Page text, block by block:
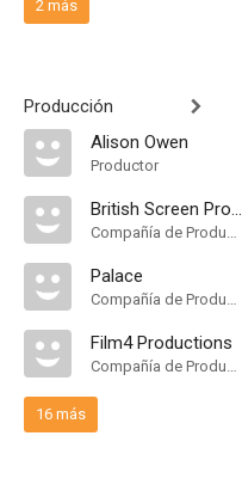
2 más
Producción
Alison Owen
Productor
British Screen Productions
Compañía de Produccion
Palace
Compañía de Produccion
Film4 Productions
Compañía de Produccion
16 más